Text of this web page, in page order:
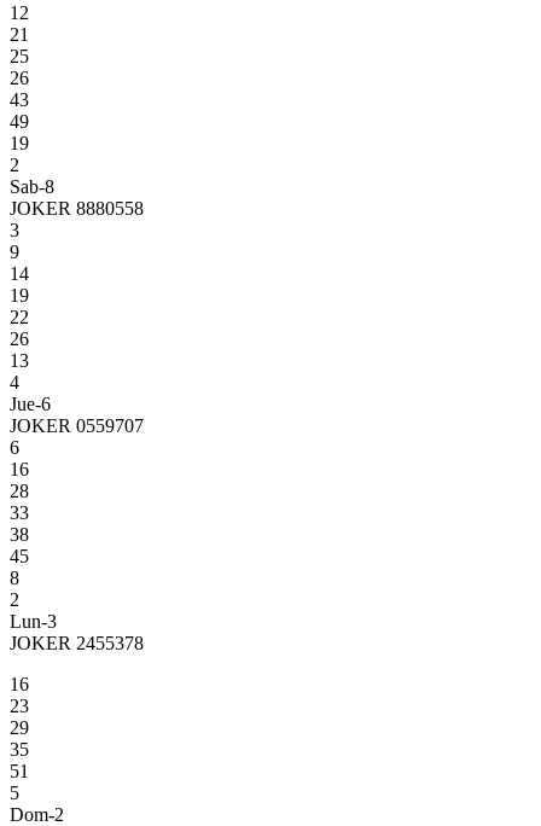
12
21
25
26
43
49
19
2
Sab-8
JOKER 8880558
3
9
14
19
22
26
13
4
Jue-6
JOKER 0559707
6
16
28
33
38
45
8
2
Lun-3
JOKER 2455378
16
23
29
35
51
5
Dom-2